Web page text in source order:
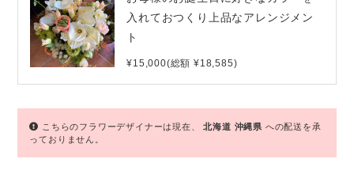
入れておつくり上品なアレンジメン
ト
¥15,000(総額 ¥18,585)
こちらのフラワーデザイナーは現在、北海道 沖縄県 への配送を承
っておりません。